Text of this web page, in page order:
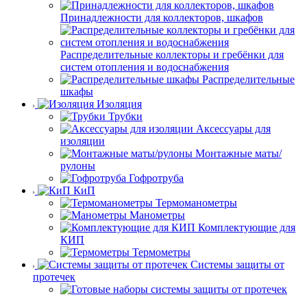
Принадлежности для коллекторов, шкафов
Распределительные коллекторы и гребёнки для
систем отопления и водоснабжения
Распределительные
шкафы
Изоляция
Трубки
Аксессуары для
изоляции
Монтажные маты/
рулоны
Гофротруба
КиП
Термоманометры
Манометры
Комплектующие для
КИП
Термометры
Системы защиты от
протечек